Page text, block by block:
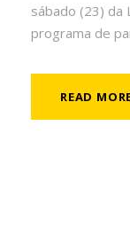
sábado (23) da
programa de
READ